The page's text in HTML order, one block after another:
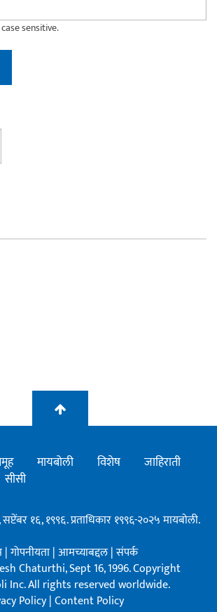
sensitive.
मायबोली विशेष
जाहिराती
सीसी
१६, १९९६. प्रताधिकार १९९६-२०२५ मायबोली.
|गोपनीयता|आमच्याबद्दल|संपर्क
Chaturthi, Sept 16, 1996. Copyright
Inc. All rights reserved worldwide.
Policy|Content Policy